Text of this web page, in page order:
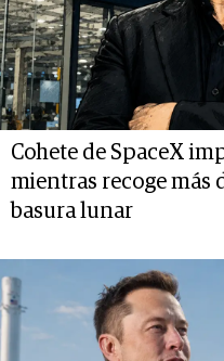
Cohete de SpaceX
mientras recoge más
basura lunar